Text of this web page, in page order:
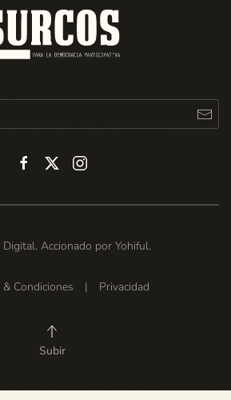
Accionado por Yohiful.
Condiciones | Privacidad
Subir